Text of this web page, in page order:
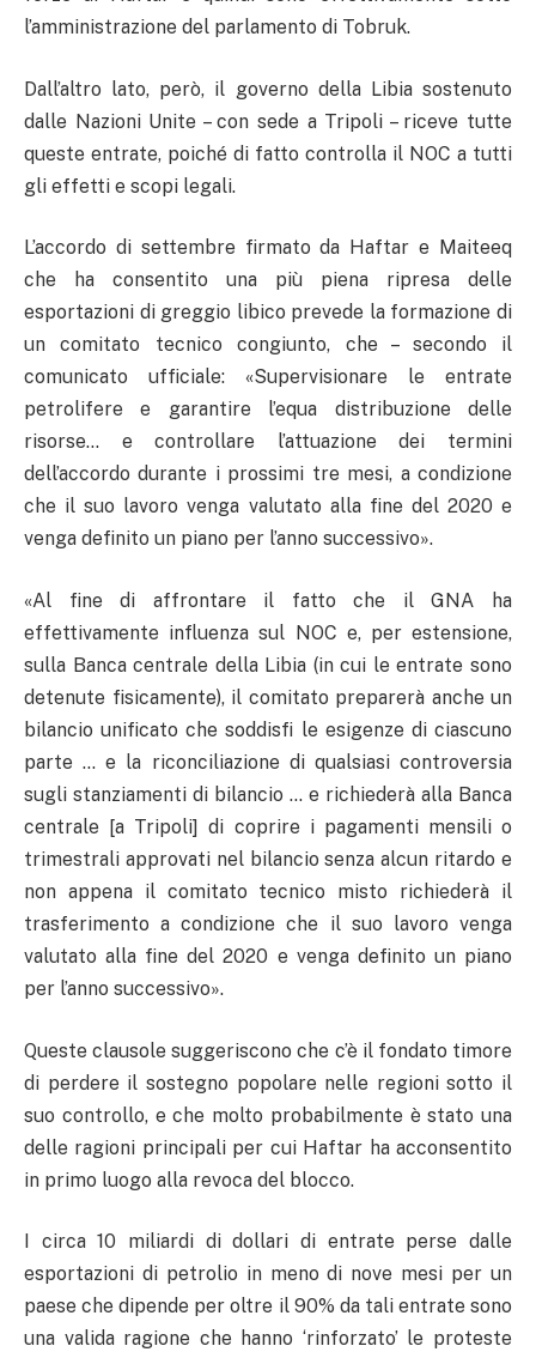
l’amministrazione del parlamento di Tobruk.
Dall’altro lato, però, il governo della Libia sostenuto
dalle Nazioni Unite – con sede a Tripoli – riceve tutte
queste entrate, poiché di fatto controlla il NOC a tutti
gli effetti e scopi legali.
L’accordo di settembre firmato da Haftar e Maiteeq
che ha consentito una più piena ripresa delle
esportazioni di greggio libico prevede la formazione di
un comitato tecnico congiunto, che – secondo il
comunicato ufficiale: «Supervisionare le entrate
petrolifere e garantire l’equa distribuzione delle
risorse… e controllare l’attuazione dei termini
dell’accordo durante i prossimi tre mesi, a condizione
che il suo lavoro venga valutato alla fine del 2020 e
venga definito un piano per l’anno successivo».
«Al fine di affrontare il fatto che il GNA ha
effettivamente influenza sul NOC e, per estensione,
sulla Banca centrale della Libia (in cui le entrate sono
detenute fisicamente), il comitato preparerà anche un
bilancio unificato che soddisfi le esigenze di ciascuno
parte … e la riconciliazione di qualsiasi controversia
sugli stanziamenti di bilancio … e richiederà alla Banca
centrale [a Tripoli] di coprire i pagamenti mensili o
trimestrali approvati nel bilancio senza alcun ritardo e
non appena il comitato tecnico misto richiederà il
trasferimento a condizione che il suo lavoro venga
valutato alla fine del 2020 e venga definito un piano
per l’anno successivo».
Queste clausole suggeriscono che c’è il fondato timore
di perdere il sostegno popolare nelle regioni sotto il
suo controllo, e che molto probabilmente è stato una
delle ragioni principali per cui Haftar ha acconsentito
in primo luogo alla revoca del blocco.
I circa 10 miliardi di dollari di entrate perse dalle
esportazioni di petrolio in meno di nove mesi per un
paese che dipende per oltre il 90% da tali entrate sono
una valida ragione che hanno ‘rinforzato’ le proteste